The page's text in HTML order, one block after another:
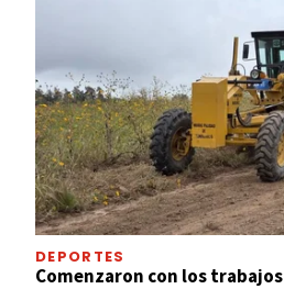
DEPORTES
Comenzaron con los trabajos